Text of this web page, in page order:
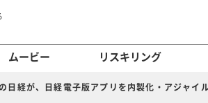
ムービー リスキリング
日経が、日経電子版アプリを内製化・アジャイ